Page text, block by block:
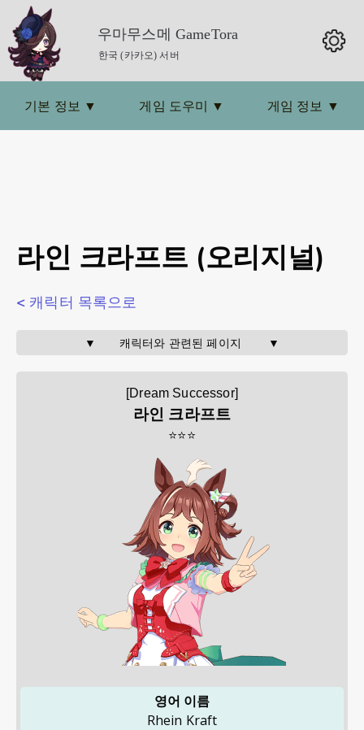
우마무스메 GameTora
한국 (카카오) 서버
기본 정보 ▼ 게임 도우미 ▼ 게임 정보 ▼
라인 크라프트 (오리지널)
< 캐릭터 목록으로
▼       캐릭터와 관련된 페이지        ▼
[Dream Successor]
라인 크라프트
⭐⭐⭐
영어 이름
Rhein Kraft